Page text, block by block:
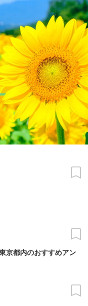
京都内のおすすめアン